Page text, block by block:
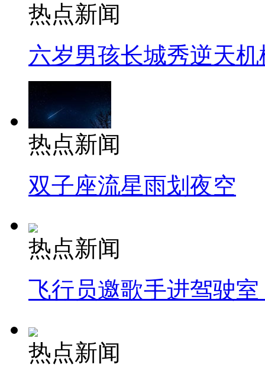
热点新闻
六岁男孩长城秀逆天机
热点新闻
双子座流星雨划夜空
热点新闻
飞行员邀歌手进驾驶
热点新闻